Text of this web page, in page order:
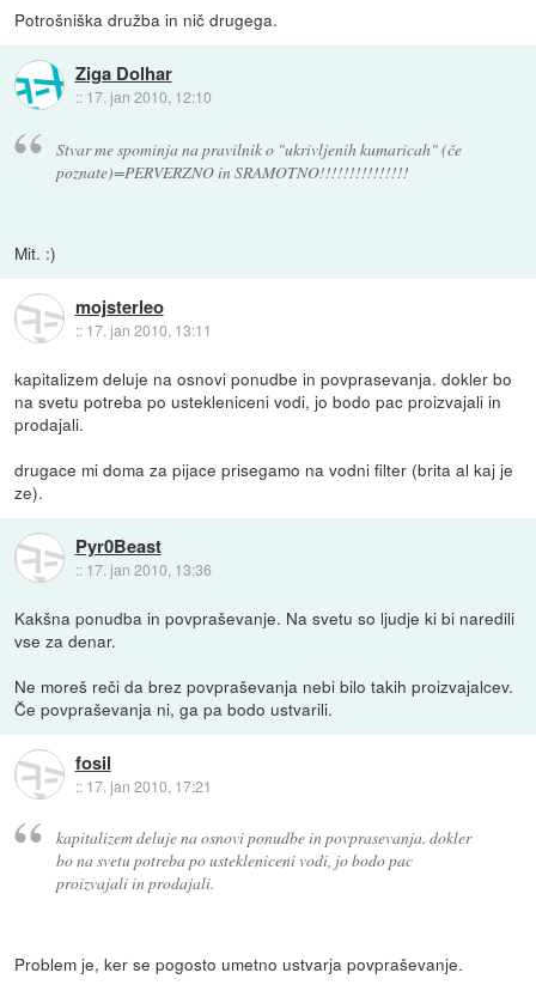
Potrošniška družba in nič drugega.
Ziga Dolhar
:: 17. jan 2010, 12:10
Stvar me spominja na pravilnik o "ukrivljenih kumaricah" (če
poznate)=PERVERZNO in SRAMOTNO!!!!!!!!!!!!!!!
Mit. :)
mojsterleo
:: 17. jan 2010, 13:11
kapitalizem deluje na osnovi ponudbe in povprasevanja. dokler bo
na svetu potreba po ustekleniceni vodi, jo bodo pac proizvajali in
prodajali.
drugace mi doma za pijace prisegamo na vodni filter (brita al kaj je
ze).
Pyr0Beast
:: 17. jan 2010, 13:36
Kakšna ponudba in povpraševanje. Na svetu so ljudje ki bi naredili
vse za denar.
Ne moreš reči da brez povpraševanja nebi bilo takih proizvajalcev.
Če povpraševanja ni, ga pa bodo ustvarili.
fosil
:: 17. jan 2010, 17:21
kapitalizem deluje na osnovi ponudbe in povprasevanja. dokler
bo na svetu potreba po ustekleniceni vodi, jo bodo pac
proizvajali in prodajali.
Problem je, ker se pogosto umetno ustvarja povpraševanje.